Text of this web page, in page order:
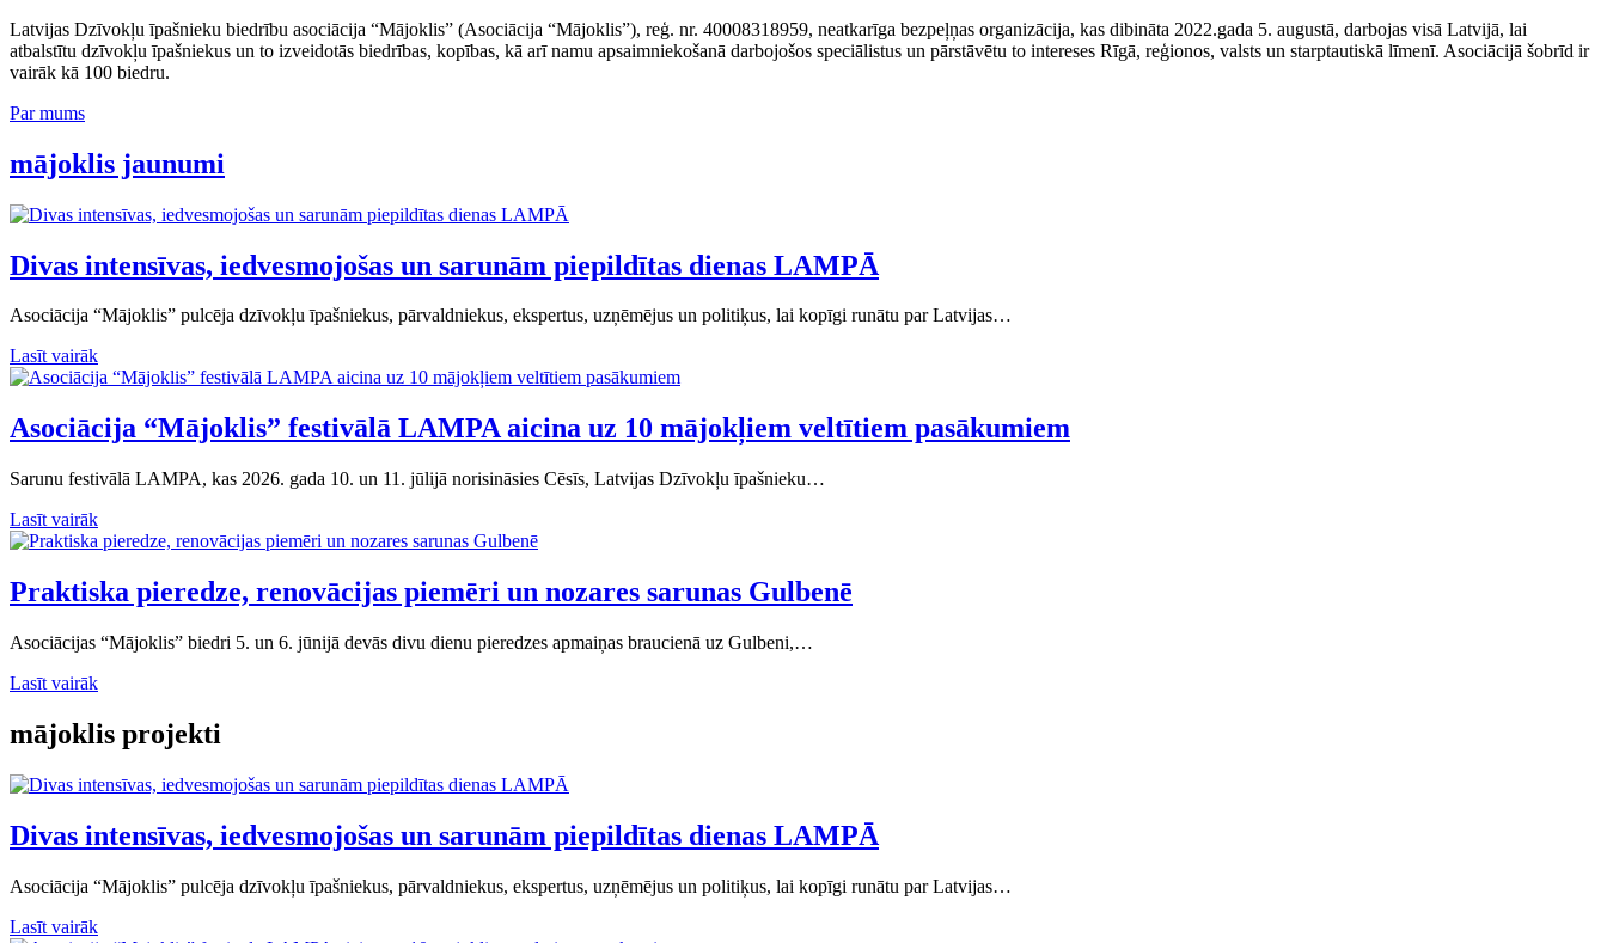
Latvijas Dzīvokļu īpašnieku biedrību asociācija “Mājoklis” (Asociācija “Mājoklis”), reģ. nr. 40008318959, neatkarīga bezpeļņas organizācija, kas dibināta 2022.gada 5. augustā, darbojas visā Latvijā, lai
atbalstītu dzīvokļu īpašniekus un to izveidotās biedrības, kopības, kā arī namu apsaimniekošanā darbojošos speciālistus un pārstāvētu to intereses Rīgā, reģionos, valsts un starptautiskā līmenī. Asociācijā šobrīd ir
vairāk kā 100 biedru.
Par mums
mājoklis jaunumi
Divas intensīvas, iedvesmojošas un sarunām piepildītas dienas LAMPĀ
Asociācija “Mājoklis” pulcēja dzīvokļu īpašniekus, pārvaldniekus, ekspertus, uzņēmējus un politiķus, lai kopīgi runātu par Latvijas…
Lasīt vairāk
Asociācija “Mājoklis” festivālā LAMPA aicina uz 10 mājokļiem veltītiem pasākumiem
Sarunu festivālā LAMPA, kas 2026. gada 10. un 11. jūlijā norisināsies Cēsīs, Latvijas Dzīvokļu īpašnieku…
Lasīt vairāk
Praktiska pieredze, renovācijas piemēri un nozares sarunas Gulbenē
Asociācijas “Mājoklis” biedri 5. un 6. jūnijā devās divu dienu pieredzes apmaiņas braucienā uz Gulbeni,…
Lasīt vairāk
mājoklis projekti
Divas intensīvas, iedvesmojošas un sarunām piepildītas dienas LAMPĀ
Asociācija “Mājoklis” pulcēja dzīvokļu īpašniekus, pārvaldniekus, ekspertus, uzņēmējus un politiķus, lai kopīgi runātu par Latvijas…
Lasīt vairāk